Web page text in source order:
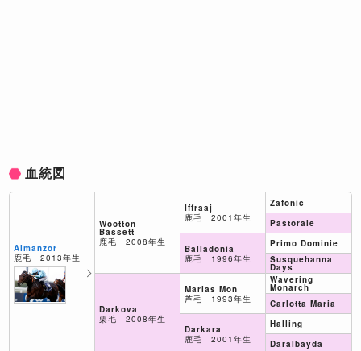
血統図
Almanzor
鹿毛 2013年生
Wootton
Bassett
鹿毛 2008年生
Darkova
栗毛 2008年生
Iffraaj
鹿毛 2001年生
Balladonia
鹿毛 1996年生
Marias Mon
芦毛 1993年生
Darkara
鹿毛 2001年生
Zafonic
Pastorale
Primo Dominie
Susquehanna
Days
Wavering
Monarch
Carlotta Maria
Halling
Daralbayda